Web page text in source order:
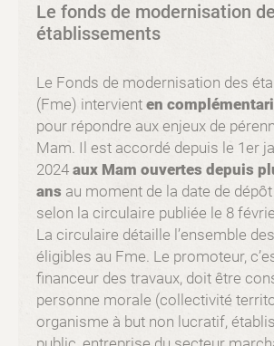
Le fonds de modernisation
établissements
Le Fonds de modernisation des
(Fme) intervient en
pour répondre aux enjeux de
Mam. Il est accordé depuis le 1er
2024 aux Mam ouvertes depuis
ans au moment de la date de
selon la circulaire publiée le 8
La circulaire détaille l’ensemble
éligibles au Fme. Le promoteur,
financeur des travaux, doit être
personne morale (collectivité
organisme à but non lucratif,